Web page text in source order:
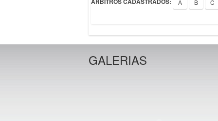
A B C
GALERIAS